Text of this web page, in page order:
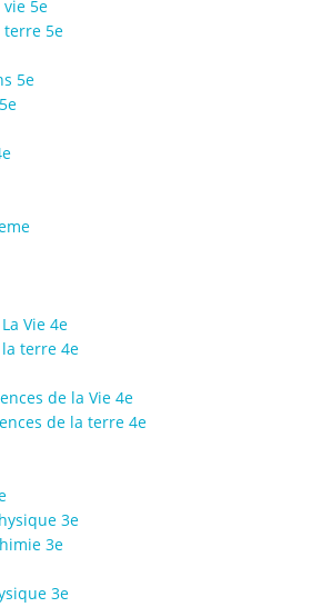
vie 5e
terre 5e
5e
Vie 4e
terre 4e
de la Vie 4e
de la terre 4e
3e
3e
3e